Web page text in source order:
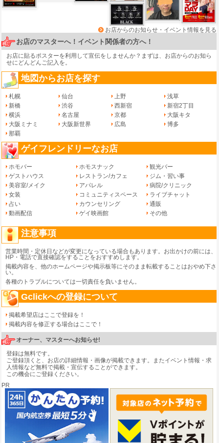
お店からのお知らせ・イベント情報を見る
お店のマスターへ！イベント関係者の方へ！
お店に貼るポスターを利用して宣伝をしませんか？まずは、 お店からのお知ら
せにどんどんご記入を。
地図からお店を探す
札幌 仙台 上野
浅草
新橋
渋谷 西新宿
新宿2丁目
横浜
名古屋 京都
大阪キタ
大阪ミナミ
大阪新世界 広島
博多
那覇
ゲイフレンドリーなお店
ホモバー ホモスナック
観光バー
ゲストハウス
レストラン/カフェ
ジム・習い事
美容室/メイク
アパレル
病院/クリニック
女装
コミュニティスペース
ライブチャット
占い
カウンセリング
通販
動画配信
ゲイ映画館 その他
注意事項
営業時間・定休日などが変更になっている場合もあります。お出かけの前には、
HP・電話で直接確認をすることをおすすめします。
掲載内容を、他のホームページや掲示板等にそのまま転載することはおやめ下さ
い。
各種のトラブルについては一切責任を負いません。
Gclickへの登録について
掲載希望店はここで登録を！
掲載内容を修正する場合はここで！
オーナー、マスターへお知らせ!
登録は無料です。
ご登録頂くと、お店の詳細情報・画像が掲載できます。またイベント情報・求
人情報など無料で掲載・宣伝することができます。
この機会にご登録ください。
PR